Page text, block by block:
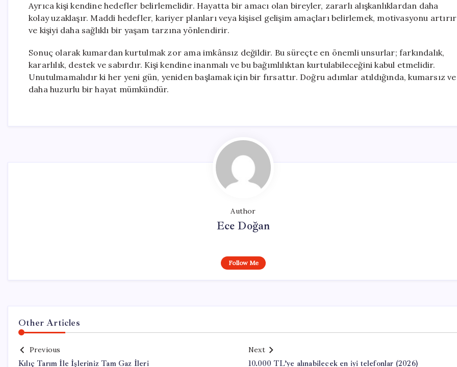
Ayrıca kişi kendine hedefler belirlemelidir. Hayatta bir amacı olan bireyler, zararlı alışkanlıklardan daha
kolay uzaklaşır. Maddi hedefler, kariyer planları veya kişisel gelişim amaçları belirlemek, motivasyonu artırır
ve kişiyi daha sağlıklı bir yaşam tarzına yönlendirir.
Sonuç olarak kumardan kurtulmak zor ama imkânsız değildir. Bu süreçte en önemli unsurlar; farkındalık,
kararlılık, destek ve sabırdır. Kişi kendine inanmalı ve bu bağımlılıktan kurtulabileceğini kabul etmelidir.
Unutulmamalıdır ki her yeni gün, yeniden başlamak için bir fırsattır. Doğru adımlar atıldığında, kumarsız ve
daha huzurlu bir hayat mümkündür.
Author
Ece Doğan
Follow Me
Other Articles
Previous
Kılıç Tarım İle İşleriniz Tam Gaz İleri
Next
10.000 TL’ye alınabilecek en iyi telefonlar (2026)